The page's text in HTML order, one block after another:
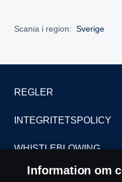
Scania i region: Sverige
REGLER
INTEGRITETSPOLICY
WHISTLEBLOWING
KONTAKT
Information om